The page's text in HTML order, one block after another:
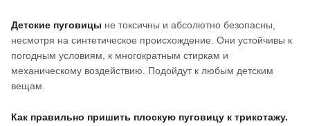
Детские пуговицы не токсичны и абсолютно безопасны,
несмотря на синтетическое происхождение. Они устойчивы к
погодным условиям, к многократным стиркам и
механическому воздействию. Подойдут к любым детским
вещам.
Как правильно пришить плоскую пуговицу к трикотажу.